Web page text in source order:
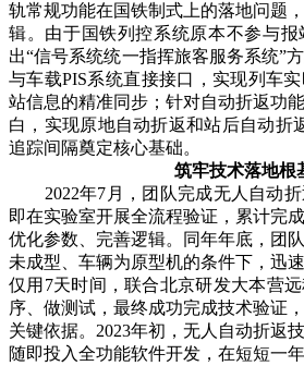
轨常规功能在国铁制式上的落地问题
辑。由于国铁列控系统原本不参与
出“信号系统统一指挥旅客服务系统”
与车载PIS系统直接接口，实现列车
站信息的精准同步；针对自动折返功
白，实现原地自动折返和站后自动折
追踪间隔奠定核心基础。
筑牢技术落地根
2022年7月，团队完成无人自动折
即在实验室开展全流程验证，累计完
优化参数、完善逻辑。同年年底，团
未成型、车辆为原型机的条件下，迅
仅用7天时间，联合北京研发大本营
序、做测试，最终成功完成技术验证
关键依据。2023年初，无人自动折返
随即投入全功能软件开发，在短短一